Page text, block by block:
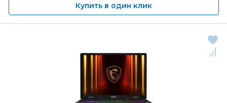
Купить в один клик